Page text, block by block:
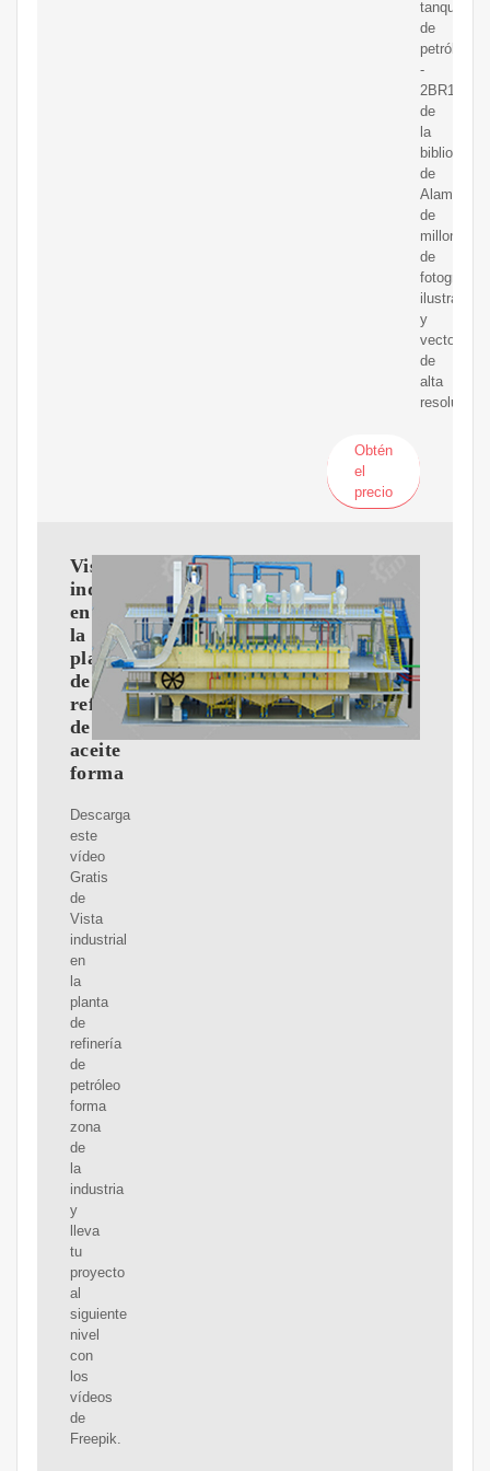
tanques
de
petróleo.
-
2BR163A
de
la
biblioteca
de
Alamy
de
millones
de
y
vectores
de
alta
resolución.
Obtén
el
precio
Vista
industrial
en
la
planta
de
refinería
de
aceite
forma
Descarga
este
vídeo
Gratis
de
Vista
industrial
en
la
planta
de
refinería
de
petróleo
forma
zona
de
la
industria
y
lleva
tu
proyecto
al
siguiente
nivel
con
los
vídeos
de
Freepik.